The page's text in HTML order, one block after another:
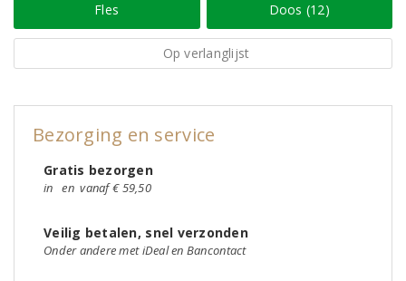
Fles Doos (12)
Op verlanglijst
Bezorging en service
Gratis bezorgen
in en vanaf € 59,50
Veilig betalen, snel verzonden
Onder andere met iDeal en Bancontact